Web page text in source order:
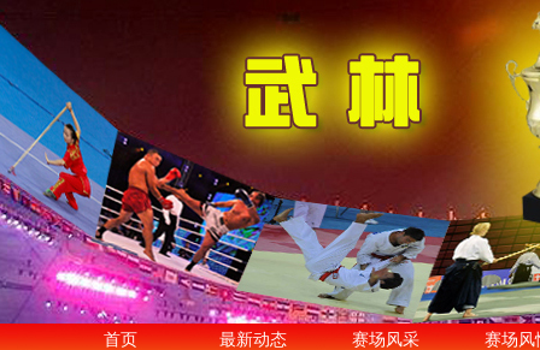
首页 最新动态 赛场风采
赛场风